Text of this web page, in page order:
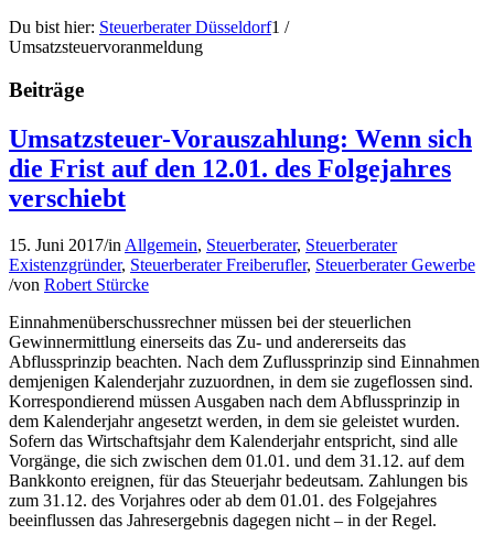
Du bist hier: Steuerberater Düsseldorf1 /
Umsatzsteuervoranmeldung
Beiträge
Umsatzsteuer-Vorauszahlung: Wenn sich
die Frist auf den 12.01. des Folgejahres
verschiebt
15. Juni 2017/in Allgemein, Steuerberater, Steuerberater
Existenzgründer, Steuerberater Freiberufler, Steuerberater Gewerbe
/von Robert Stürcke
Einnahmenüberschussrechner müssen bei der steuerlichen
Gewinnermittlung einerseits das Zu- und andererseits das
Abflussprinzip beachten. Nach dem Zuflussprinzip sind Einnahmen
demjenigen Kalenderjahr zuzuordnen, in dem sie zugeflossen sind.
Korrespondierend müssen Ausgaben nach dem Abflussprinzip in
dem Kalenderjahr angesetzt werden, in dem sie geleistet wurden.
Sofern das Wirtschaftsjahr dem Kalenderjahr entspricht, sind alle
Vorgänge, die sich zwischen dem 01.01. und dem 31.12. auf dem
Bankkonto ereignen, für das Steuerjahr bedeutsam. Zahlungen bis
zum 31.12. des Vorjahres oder ab dem 01.01. des Folgejahres
beeinflussen das Jahresergebnis dagegen nicht – in der Regel.